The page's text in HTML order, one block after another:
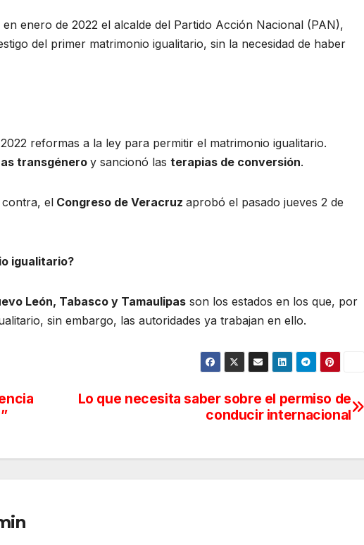
enero de 2022 el alcalde del Partido Acción Nacional (PAN),
del primer matrimonio igualitario, sin la necesidad de haber
reformas a la ley para permitir el matrimonio igualitario.
transgénero y sancionó las terapias de conversión.
el Congreso de Veracruz aprobó el pasado jueves 2 de
igualitario?
León, Tabasco y Tamaulipas son los estados en los que, por
sin embargo, las autoridades ya trabajan en ello.
Lo que necesita saber sobre el permiso de
conducir internacional